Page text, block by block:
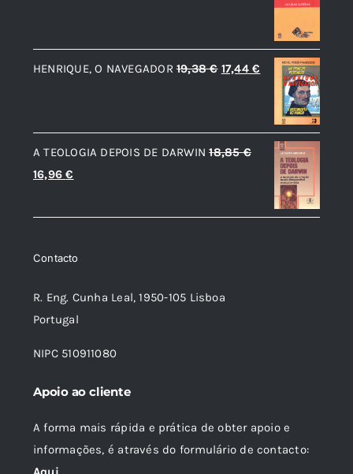
era:
8,90 €.
é:
8,01 €.
HENRIQUE, O NAVEGADOR 19,38€ O
era:
19,38 €.
17,44€
preço
atual
é:
17,44 €.
A TEOLOGIA DEPOIS DE DARWIN 18,85€
O
original
18,85 €.
16,96€
atual
16,96 €.
Contacto
R. Eng. Cunha Leal, 1950-105 Lisboa
Portugal
NIPC 510911080
Apoio ao cliente
A forma mais rápida e prática de obter apoio e
informações, é através do formulário de contacto: